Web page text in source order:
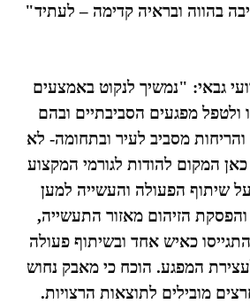
בהווה ובראיה קדימה – לעתיד"
גבאי: "נמשיך לנקוט באמצעים
ולטפל מפגעים הסביבתיים ובהם
והריחות מסביב לעיר ובתחומה- לא
המקום להודות לגורמי המקצוע
שיתוף הפעולה והעשייה למען
והפסקת הזיהום מאזור התעשייה,
כאיש אחד ובשיתוף פעולה
המפגע. הוכח כי מאבק נחוש
מובילים לתוצאות הרצויות.